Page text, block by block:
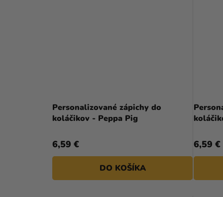
Personalizované zápichy do
koláčikov - Peppa Pig
6,59 €
DO KOŠÍKA
6,59 €